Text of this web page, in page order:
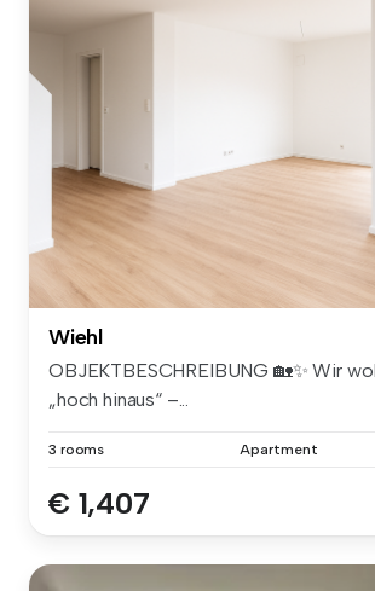
Wiehl
OBJEKTBESCHREIBUNG 🏡✨ Wir
„hoch hinaus“ –...
3 rooms Apartment
€ 1,407